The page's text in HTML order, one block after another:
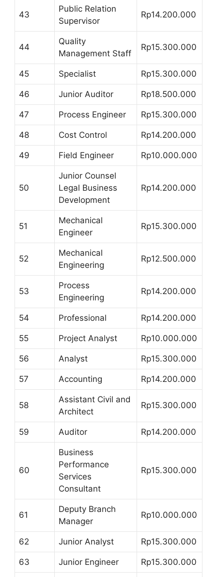
43
Public Relation
Supervisor
Rp14.200.000
44
Quality
Management Staff
Rp15.300.000
45 Specialist Rp15.300.000
46 Junior Auditor Rp18.500.000
47 Process Engineer Rp15.300.000
48 Cost Control Rp14.200.000
49 Field Engineer Rp10.000.000
50
Junior Counsel
Legal Business
Development
Rp14.200.000
51
Mechanical
Engineer
Rp15.300.000
52
Mechanical
Engineering
Rp12.500.000
53
Process
Engineering
Rp14.200.000
54 Professional Rp14.200.000
55 Project Analyst Rp10.000.000
56 Analyst Rp15.300.000
57 Accounting Rp14.200.000
58
Assistant Civil and
Architect
Rp15.300.000
59 Auditor Rp14.200.000
60
Business
Performance
Services
Consultant
Rp15.300.000
61
Deputy Branch
Manager
Rp10.000.000
62 Junior Analyst Rp15.300.000
63 Junior Engineer Rp15.300.000